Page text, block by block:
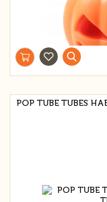
POP TUBE TUBES